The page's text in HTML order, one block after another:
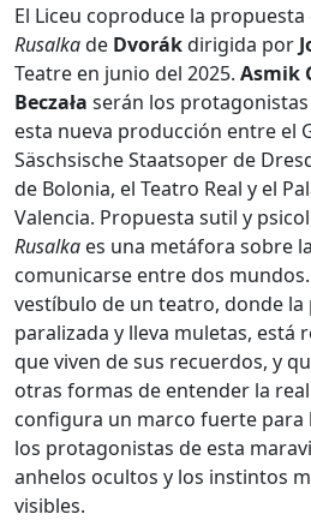
El Liceu coproduce la propuesta
Rusalkade Dvorákdirigida por
Teatre en junio del 2025. Asmik
Beczała serán los
esta nueva producción entre el
Säschsische Staatsoper de
de Bolonia, el Teatro Real y el
Valencia. Propuesta sutil y
Rusalka es una metáfora sobre
comunicarse entre dos
vestíbulo de un teatro, donde
paralizada y lleva muletas, está
que viven de sus recuerdos, y
otras formas de entender la
configura un marco fuerte para
los protagonistas de esta
anhelos ocultos y los instintos
visibles.